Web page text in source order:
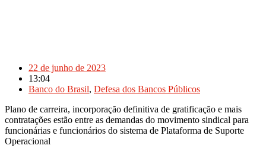
22 de junho de 2023
13:04
Banco do Brasil, Defesa dos Bancos Públicos
Plano de carreira, incorporação definitiva de gratificação e mais
contratações estão entre as demandas do movimento sindical para
funcionárias e funcionários do sistema de Plataforma de Suporte
Operacional